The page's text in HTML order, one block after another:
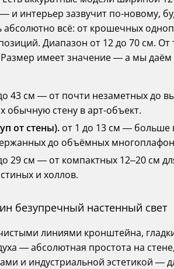
и интерьер зазвучит по-новому,
абсолютно всё: от крошечных
Диапазон от 12 до 70 см.
имеет значение — а мы
43 см — от почти незаметных до
стену в арт-объект.
от стены). от 1 до 13 см — больше
до объёмных
29 см — от компактных 12–20 см
и холлов.
безупречный настенный свет
линиями кронштейна,
— абсолютная простота на стене,
и индустриальной эстетикой —